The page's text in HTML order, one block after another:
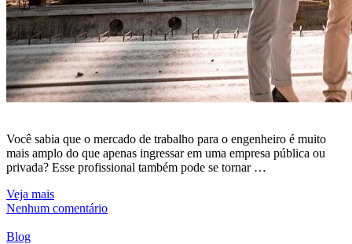
Você sabia que o mercado de trabalho para o engenheiro é muito
mais amplo do que apenas ingressar em uma empresa pública ou
privada? Esse profissional também pode se tornar …
Veja mais
Nenhum comentário
Blog